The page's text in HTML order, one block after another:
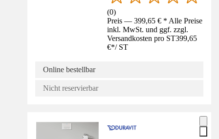
(0)
Preis — 399,65 € * Alle Preise
inkl. MwSt. und ggf. zzgl.
Versandkosten pro ST399,65
€*/ ST
Online bestellbar
Nicht reservierbar